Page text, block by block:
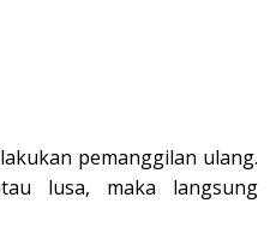
pemanggilan ulang.
lusa, maka langsung